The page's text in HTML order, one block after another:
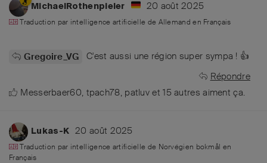
MichaelRothenpieler 20 août 2025
Traduction par intelligence artificielle de Allemand en Français
Gregoire_VG
C'est aussi une région super sympa ! 👍
Répondre
Messerbaer60, tpach78, patluv et15 autres aiment ça.
Lukas-K 20 août 2025
Traduction par intelligence artificielle de Norvégien bokmål en
Français